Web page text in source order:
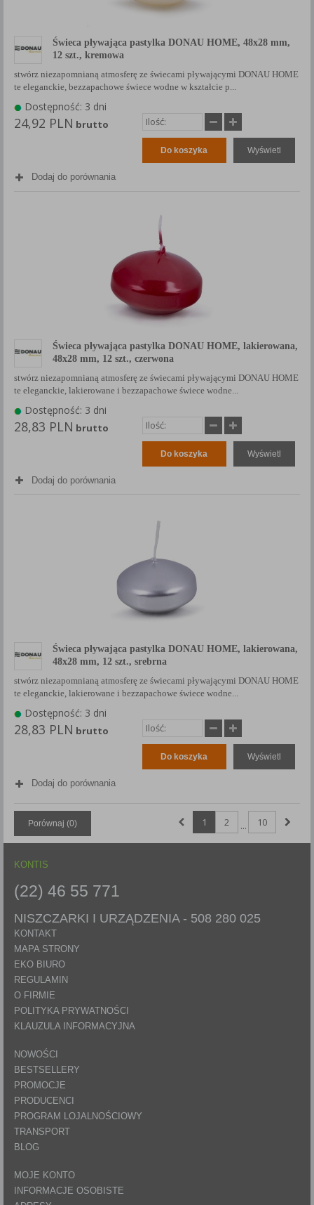
Świeca pływająca pastylka DONAU HOME, 48x28 mm,
12 szt., kremowa
stwórz niezapomnianą atmosferę ze świecami pływającymi DONAU HOME
te eleganckie, bezzapachowe świece wodne w kształcie p...
Dostępność: 3 dni
24,92 PLN brutto
Do koszyka Wyświetl
Dodaj do porównania
Świeca pływająca pastylka DONAU HOME, lakierowana,
48x28 mm, 12 szt., czerwona
stwórz niezapomnianą atmosferę ze świecami pływającymi DONAU HOME
te eleganckie, lakierowane i bezzapachowe świece wodne...
Dostępność: 3 dni
28,83 PLN brutto
Do koszyka Wyświetl
Dodaj do porównania
Świeca pływająca pastylka DONAU HOME, lakierowana,
48x28 mm, 12 szt., srebrna
stwórz niezapomnianą atmosferę ze świecami pływającymi DONAU HOME
te eleganckie, lakierowane i bezzapachowe świece wodne...
Dostępność: 3 dni
28,83 PLN brutto
Do koszyka Wyświetl
Dodaj do porównania
Porównaj (0) 1 2 ... 10
KONTIS
(22) 46 55 771
NISZCZARKI I URZĄDZENIA - 508 280 025
KONTAKT
MAPA STRONY
EKO BIURO
REGULAMIN
O FIRMIE
POLITYKA PRYWATNOŚCI
KLAUZULA INFORMACYJNA
NOWOŚCI
BESTSELLERY
PROMOCJE
PRODUCENCI
PROGRAM LOJALNOŚCIOWY
TRANSPORT
BLOG
MOJE KONTO
INFORMACJE OSOBISTE